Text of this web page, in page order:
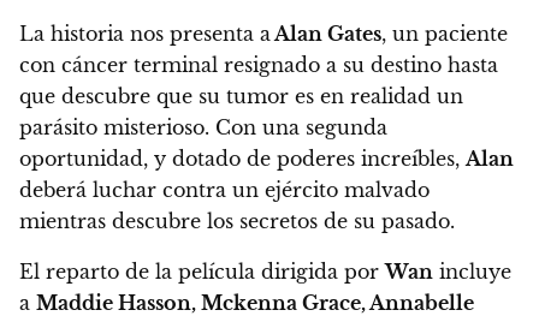
La historia nos presenta a Alan Gates, un paciente
con cáncer terminal resignado a su destino hasta
que descubre que su tumor es en realidad un
parásito misterioso. Con una segunda
oportunidad, y dotado de poderes increíbles, Alan
deberá luchar contra un ejército malvado
mientras descubre los secretos de su pasado.
El reparto de la película dirigida porWan incluye
a Maddie Hasson, Mckenna Grace, Annabelle